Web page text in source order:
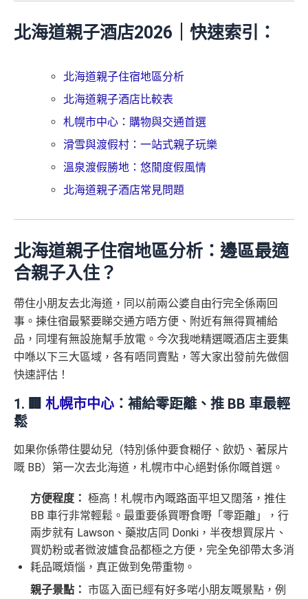
北海道親子酒店2026｜快速索引：
北海道親子住宿地區分析
北海道親子酒店比較表
札幌市中心：購物與交通首選
滑雪與渡假村：一站式親子玩樂
溫泉渡假勝地：悠閒度假風情
北海道親子酒店常見問題
北海道親子住宿地區分析：邊區最適
合親子入住？
帶住小朋友去北海道，同以前兩公婆自由行完全係兩回
事。揀住宿最緊要睇交通方唔方便、附近有無得買補給
品，同埋有無設施幫手放電。今次我哋精選嘅酒店主要集
中喺以下三大區域，各有唔同賣點，等大家出發前先做個
快速評估！
1. 🏢 札幌市中心 ：補給零距離、推 BB 車最輕
鬆
如果你係帶住嬰幼兒（特別係仲要食糊仔、飲奶、著尿片
嘅 BB）第一次去北海道，札幌市中心絕對係你嘅首選。
方便程度： 極高！札幌市內嘅路面平坦又闊落，推住
BB 車行非常輕鬆。最重要係買嘢食嘢「零距離」，行
兩步就有 Lawson、藥妝店同 Donki，半夜想買尿片、
買奶粉或者微波爐食品都極之方便，完全免卻帶太多消
耗品嘅煩惱，真正做到免帶重物。
親子景點： 市區入面已經有好多啱小朋友嘅景點，例